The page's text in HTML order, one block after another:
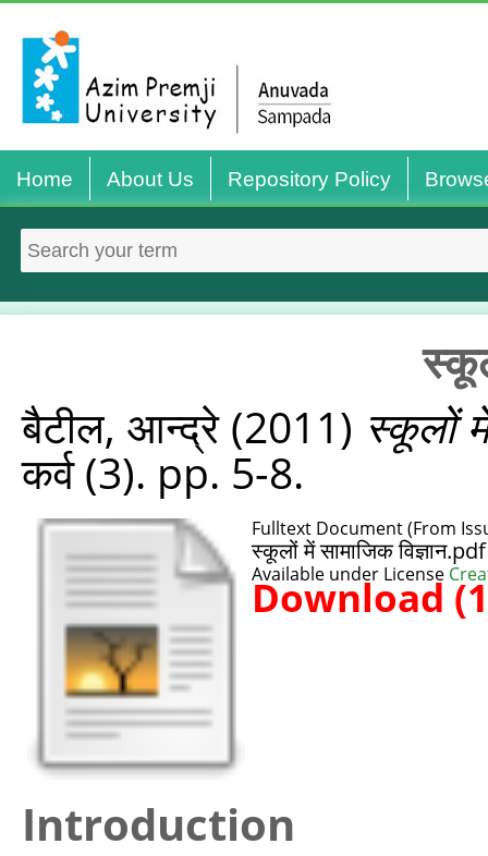
Home About Us Repository Policy
बैटील, आन्द्रे(2011) स्कूलों
कर्व (3). pp. 5-8.
Fulltext Document (From
स्कूलों में सामाजिक विज्ञान.pdf
Available under License
Download
Introduction